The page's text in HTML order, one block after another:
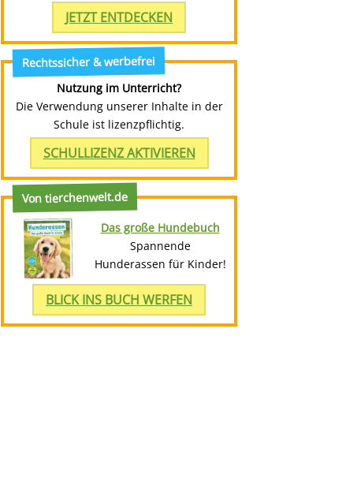
JETZT ENTDECKEN
Rechtssicher & werbefrei
Nutzung im Unterricht?
Die Verwendung unserer Inhalte in der
Schule ist lizenzpflichtig.
SCHULLIZENZ AKTIVIEREN
Von tierchenwelt.de
Das große Hundebuch
Spannende
Hunderassen für Kinder!
BLICK INS BUCH WERFEN